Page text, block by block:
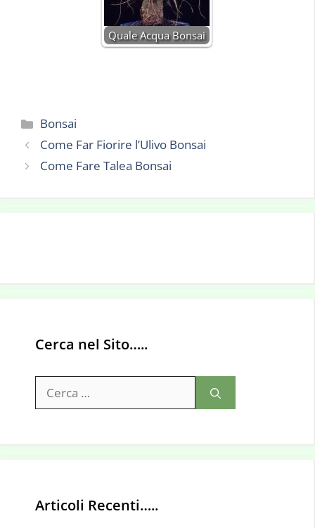
Quale Acqua Bonsai
Categorie
Bonsai
Come Far Fiorire l’Ulivo Bonsai
Come Fare Talea Bonsai
Cerca nel Sito…..
per:
Articoli Recenti…..